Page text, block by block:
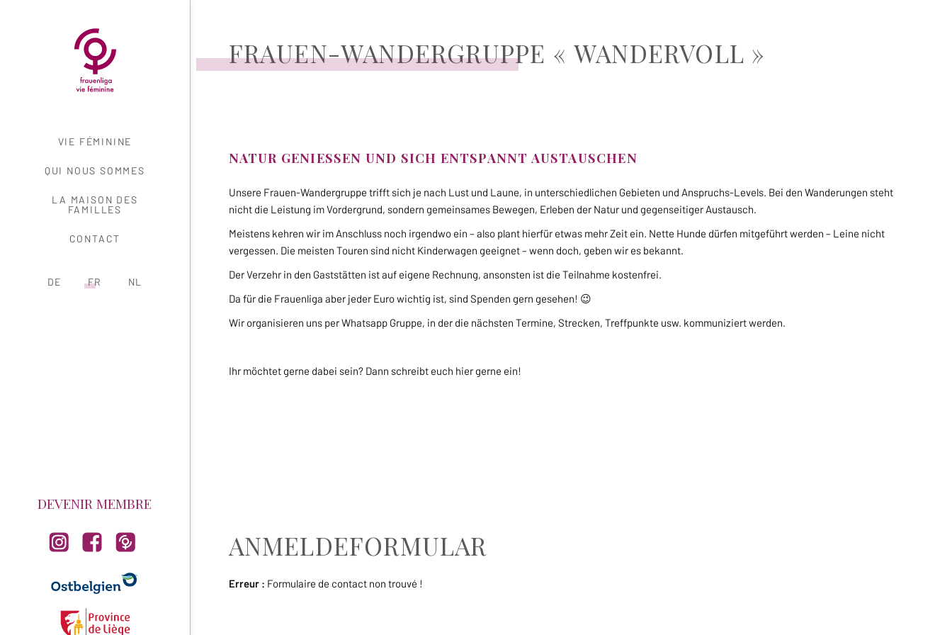
NAVIGATION
VIE FÉMININE
QUI NOUS SOMMES
LA MAISON DES
FAMILLES
CONTACT
DE FR NL
FRAUEN-WANDERGRUPPE « WANDERVOLL »
NATUR GENIESSEN UND SICH ENTSPANNT AUSTAUSCHEN
Unsere Frauen-Wandergruppe trifft sich je nach Lust und Laune, in unterschiedlichen Gebieten und Anspruchs-Levels. Bei den Wanderungen steht
nicht die Leistung im Vordergrund, sondern gemeinsames Bewegen, Erleben der Natur und gegenseitiger Austausch.
Meistens kehren wir im Anschluss noch irgendwo ein – also plant hierfür etwas mehr Zeit ein. Nette Hunde dürfen mitgeführt werden – Leine nicht
vergessen. Die meisten Touren sind nicht Kinderwagen geeignet – wenn doch, geben wir es bekannt.
Der Verzehr in den Gaststätten ist auf eigene Rechnung, ansonsten ist die Teilnahme kostenfrei.
Da für die Frauenliga aber jeder Euro wichtig ist, sind Spenden gern gesehen! 😉
Wir organisieren uns per Whatsapp Gruppe, in der die nächsten Termine, Strecken, Treffpunkte usw. kommuniziert werden.
Ihr möchtet gerne dabei sein? Dann schreibt euch hier gerne ein!
ANMELDEFORMULAR
Erreur : Formulaire de contact non trouvé !
DEVENIR MEMBRE